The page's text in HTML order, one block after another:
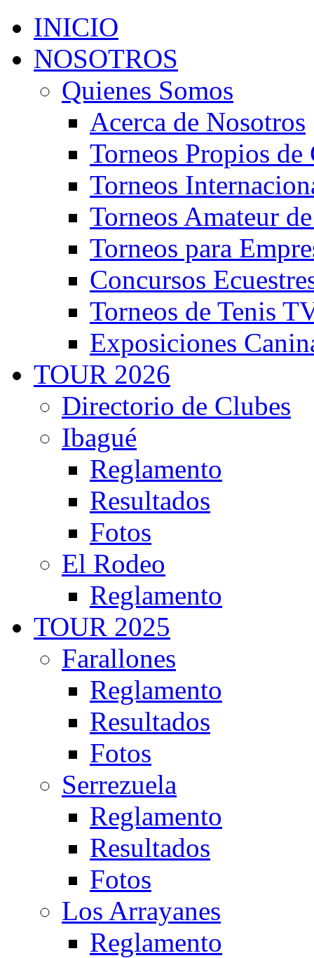
INICIO
NOSOTROS
Quienes Somos
Acerca de Nosotros
Torneos Propios
Torneos
Torneos Amateur
Torneos para
Concursos
Torneos de Tenis
Exposiciones
TOUR 2026
Directorio de Clubes
Ibagué
Reglamento
Resultados
Fotos
El Rodeo
Reglamento
TOUR 2025
Farallones
Reglamento
Resultados
Fotos
Serrezuela
Reglamento
Resultados
Fotos
Los Arrayanes
Reglamento